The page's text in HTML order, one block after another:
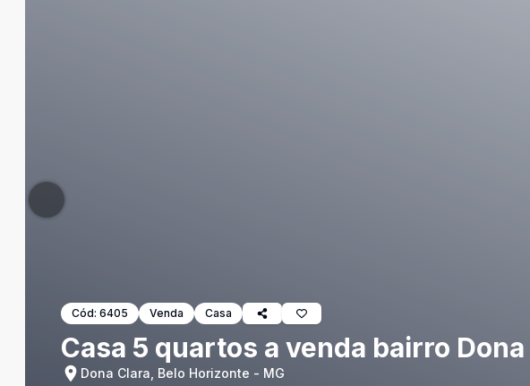
Cód: 6405 Venda Casa
Casa 5 quartos a venda bairro
Dona Clara, Belo Horizonte - MG